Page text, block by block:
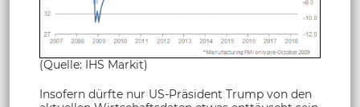
(Quelle: IHS Markit)
Insofern dürfte nur US-Präsident Trump von den